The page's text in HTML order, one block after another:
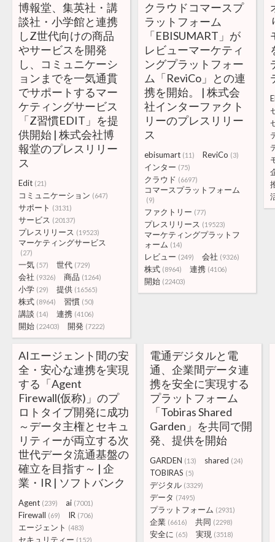
博報堂、集英社・講
談社・小学館と連携
しZ世代向けの商品
やサービスを開発
し、コミュニケーシ
ョンまでを一気通貫
でサポートするマー
ケティングサービス
「Z習慣EDIT」を提
供開始 | 株式会社博
報堂のプレスリリー
ス
Edit (21)
コミュニケーション (647)
サポート (3131)
サービス (20137)
プレスリリース (19523)
マーケティングサービス
(27)
一気 (57) 世代 (729)
会社 (9326) 商品 (1264)
小学 (29) 提供 (16565)
株式 (8964) 習慣 (50)
講談 (14) 連携 (4106)
開始 (22403) 開発 (7222)
クラウドコマースプ
ラットフォーム
「EBISUMART」が
レビューマーケティ
ングプラットフォー
ム「ReviCo」との連
携を開始。 | 株式会
社インターファクト
リーのプレスリリー
ス
ebisumart (11) ReviCo (3)
インター (75)
クラウド (6697)
コマースプラットフォーム
(9)
ファクトリー (77)
プレスリリース (19523)
マーケティングプラットフ
ォーム (14)
レビュー (249) 会社 (9326)
株式 (8964) 連携 (4106)
開始 (22403)
AIエージェント間の安
全・安心な連携を実現
する「Agent
Firewall(仮称)」のプ
ロトタイプ開発に成功
～データ主権とセキュ
リティーが両立する次
世代データ流通基盤の
確立を目指す～ | 企
業・IR | ソフトバンク
Agent (239) ai (7001)
Firewall (69) IR (706)
エージェント (483)
セキュリティー (152)
電通デジタルと電
通、企業間データ連
携を安全に実現する
プラットフォーム
「Tobiras Shared
Garden」を共同で開
発、提供を開始
GARDEN (13) shared (24)
TOBIRAS (5)
デジタル (3329)
データ (7495)
プラットフォーム (2931)
企業 (6616) 共同 (2298)
安全に (65) 実現 (3518)